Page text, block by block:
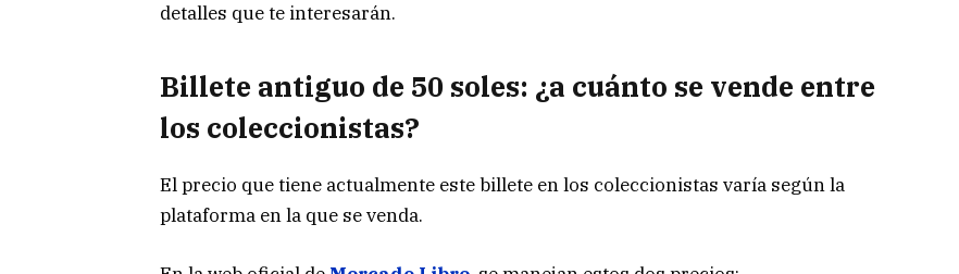
detalles que te interesarán.
Billete antiguo de 50 soles: ¿a cuánto se vende entre
los coleccionistas?
El precio que tiene actualmente este billete en los coleccionistas varía según la
plataforma en la que se venda.